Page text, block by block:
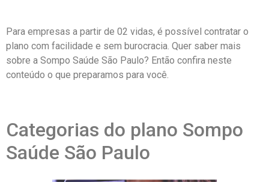
Para empresas a partir de 02 vidas, é possível contratar o
plano com facilidade e sem burocracia. Quer saber mais
sobre a Sompo Saúde São Paulo? Então confira neste
conteúdo o que preparamos para você.
Categorias do plano Sompo
Saúde São Paulo